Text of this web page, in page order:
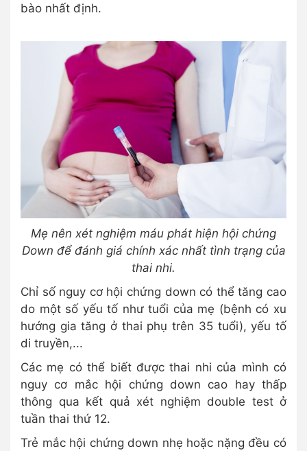
bào nhất định.
Mẹ nên xét nghiệm máu phát hiện hội chứng
Down để đánh giá chính xác nhất tình trạng của
thai nhi.
Chỉ số nguy cơ hội chứng down có thể tăng cao
do một số yếu tố như tuổi của mẹ (bệnh có xu
hướng gia tăng ở thai phụ trên 35 tuổi), yếu tố
di truyền,...
Các mẹ có thể biết được thai nhi của mình có
nguy cơ mắc hội chứng down cao hay thấp
thông qua kết quả xét nghiệm double test ở
tuần thai thứ 12.
Trẻ mắc hội chứng down nhẹ hoặc nặng đều có